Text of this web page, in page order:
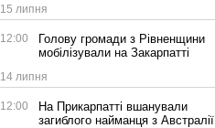
15 липня
12:00
Голову громади з Рівненщини
мобілізували на Закарпатті
14 липня
12:00
На Прикарпатті вшанували
загиблого найманця з Австралії